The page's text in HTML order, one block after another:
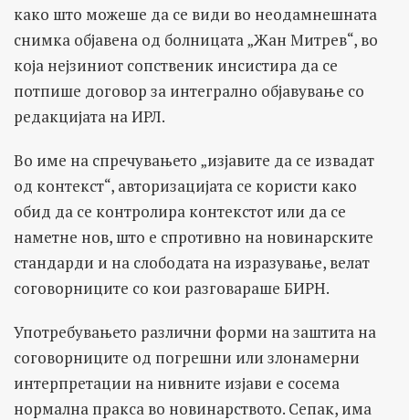
како што можеше да се види во неодамнешната
снимка објавена од болницата „Жан Митрев“, во
која нејзиниот сопственик инсистира да се
потпише договор за интегрално објавување со
редакцијата на ИРЛ.
Во име на спречувањето „изјавите да се извадат
од контекст“, авторизацијата се користи како
обид да се контролира контекстот или да се
наметне нов, што е спротивно на новинарските
стандарди и на слободата на изразување, велат
соговорниците со кои разговараше БИРН.
Употребувањето различни форми на заштита на
соговорниците од погрешни или злонамерни
интерпретации на нивните изјави е сосема
нормална пракса во новинарството. Сепак, има